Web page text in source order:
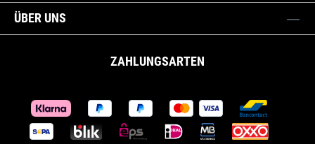
ÜBER UNS
ZAHLUNGSARTEN